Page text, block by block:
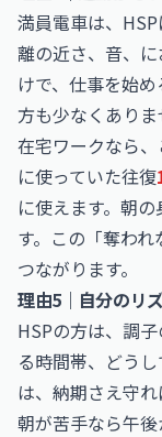
満員電車は、
離の近さ、音、
けで、仕事を始
方も少なくありま
在宅ワークなら
に使っていた往復
に使えます。朝
す。この「奪わ
つながります。
理由5｜自分のリ
HSPの方は、調
る時間帯、どう
は、納期さえ守れ
朝が苦手なら午